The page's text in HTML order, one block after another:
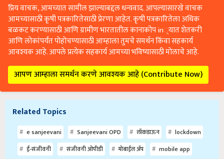
प्रिय वाचक, आमच्यात सामील झाल्याबद्दल धन्यवाद. आपल्यासारखे वाचक
आमच्यासाठी कृषी पत्रकारितेसाठी प्रेरणा आहेत. कृषी पत्रकारितेला अधिक
बळकट करण्यासाठी आणि ग्रामीण भारतातील कानाकोप in्यात शेतकरी
आणि लोकांपर्यंत पोहोचण्यासाठी आम्हाला तुमचे समर्थन किंवा सहकार्य
आवश्यक आहे. आपले प्रत्येक सहकार्य आमच्या भविष्यासाठी मोलाचे आहे.
आपण आम्हाला समर्थन करणे आवश्यक आहे (Contribute Now)
Related Topics
e sanjeevani Sanjeevani OPD लॉकडाऊन
lockdown
ई-संजीवनी
संजीवनी ओपीडी मोबाईल ॲप
mobile app